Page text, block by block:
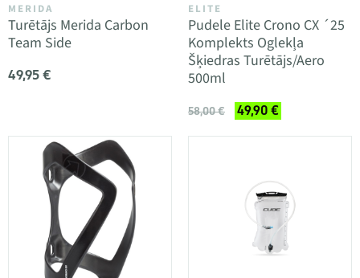
MERIDA
Turētājs Merida Carbon
Team Side
49,95 €
ELITE
Pudele Elite Crono CX ´25
Komplekts Oglekļa
Šķiedras Turētājs/Aero
500ml
58,00 € 49,90 €